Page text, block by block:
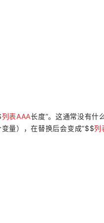
列表AAA长度”。这通常没有什
量），在替换后会变成“$$列